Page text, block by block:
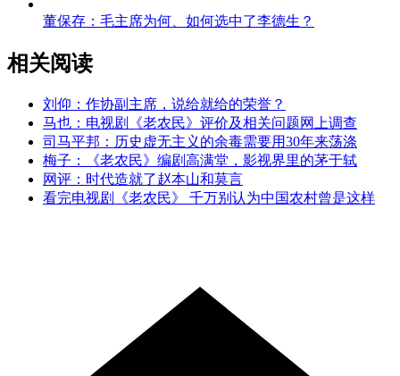
董保存：毛主席为何、如何选中了李德生？
相关阅读
刘仰：作协副主席，说给就给的荣誉？
马也：电视剧《老农民》评价及相关问题网上调查
司马平邦：历史虚无主义的余毒需要用30年来荡涤
梅子：《老农民》编剧高满堂，影视界里的茅于轼
网评：时代造就了赵本山和莫言
看完电视剧《老农民》 千万别认为中国农村曾是这样